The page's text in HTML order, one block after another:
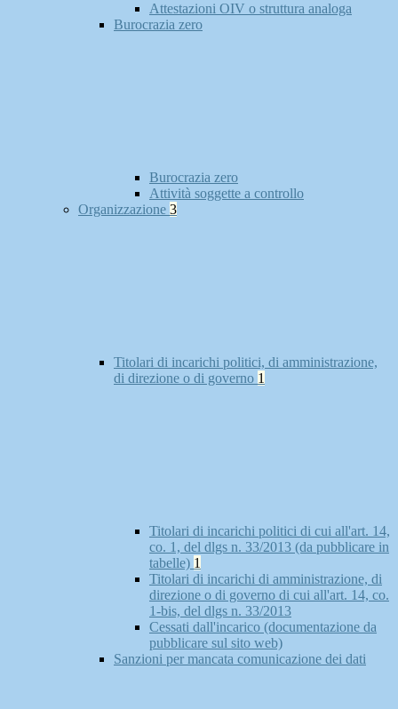
Attestazioni OIV o struttura analoga
Burocrazia zero
Burocrazia zero
Attività soggette a controllo
Organizzazione 3
Titolari di incarichi politici, di amministrazione,
di direzione o di governo 1
Titolari di incarichi politici di cui all'art. 14,
co. 1, del dlgs n. 33/2013 (da pubblicare in
tabelle) 1
Titolari di incarichi di amministrazione, di
direzione o di governo di cui all'art. 14, co.
1-bis, del dlgs n. 33/2013
Cessati dall'incarico (documentazione da
pubblicare sul sito web)
Sanzioni per mancata comunicazione dei dati